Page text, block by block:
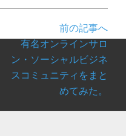
前の記事へ
有名オンラインサロ
ン・ソーシャルビジネ
スコミュニティをまと
めてみた。